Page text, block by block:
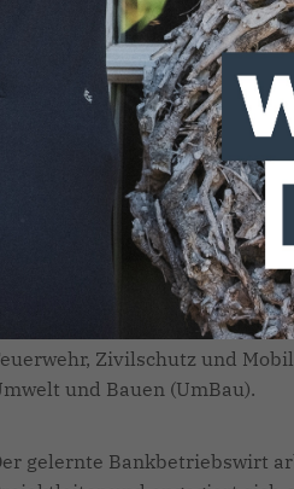
wir Ihnen die
vor. Wir
gefragt,
Syke
Weil mir die bauliche
Stadtgebiet wichtig ist“,
stellvertretender
Schulenberg aus
CDU seit 2015 im Rat und sitzt
Zivilschutz und
und Bauen (UmBau).
gelernte Bankbetriebswirt